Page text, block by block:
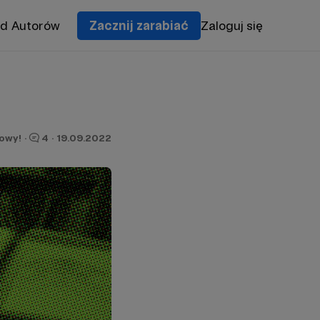
Autorów Zacznij zarabiać Zaloguj się
· 4 · 19.09.2022